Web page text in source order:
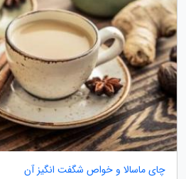
چای ماسالا و خواص شگفت انگیز آن